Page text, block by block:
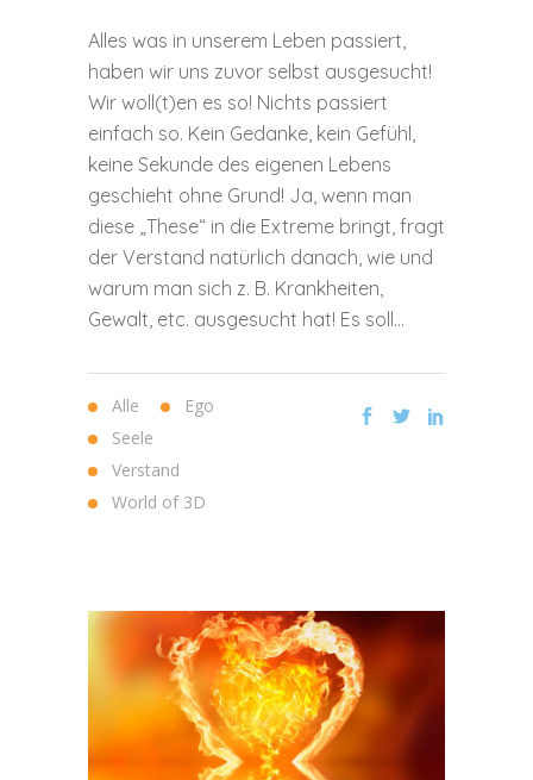
Alles was in unserem Leben passiert,
haben wir uns zuvor selbst ausgesucht!
Wir woll(t)en es so! Nichts passiert
einfach so. Kein Gedanke, kein Gefühl,
keine Sekunde des eigenen Lebens
geschieht ohne Grund! Ja, wenn man
diese „These“ in die Extreme bringt, fragt
der Verstand natürlich danach, wie und
warum man sich z. B. Krankheiten,
Gewalt, etc. ausgesucht hat! Es soll...
Alle
Ego
Seele
Verstand
World of 3D